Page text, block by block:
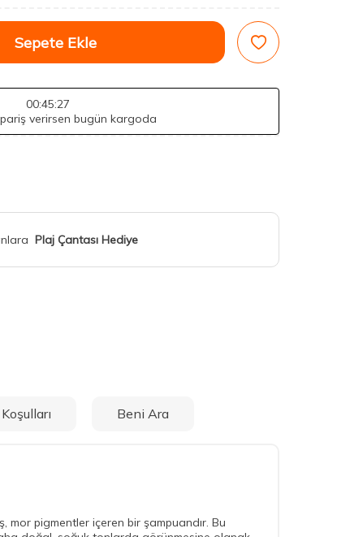
Sepete Ekle
00:45:26
verirsen bugün kargoda
Plaj Çantası Hediye
Beni Ara
mor pigmentler içeren bir şampuandır. Bu